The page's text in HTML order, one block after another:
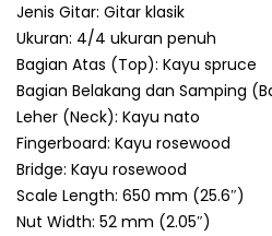
Jenis Gitar: Gitar klasik
Ukuran: 4/4 ukuran penuh
Bagian Atas (Top): Kayu spruce
Bagian Belakang dan Samping
Leher (Neck): Kayu nato
Fingerboard: Kayu rosewood
Bridge: Kayu rosewood
Scale Length: 650 mm (25.6″)
Nut Width: 52 mm (2.05″)